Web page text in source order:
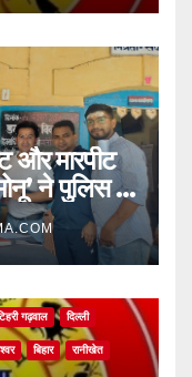
और मारपीट
ने पुलिस से
गढ़वाल दिल्ली
बिहार रानीखेत